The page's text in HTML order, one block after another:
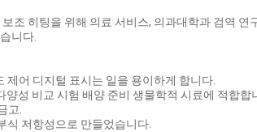
조 히팅을 위해 의료 서비스, 의과대학과 검역 연
니다.
어 디지털 표시는 일을 용이하게 합니다.
양성 비교 시험 배양 준비 생물학적 시료에 적합합
고.
식 저항성으로 만들었습니다.